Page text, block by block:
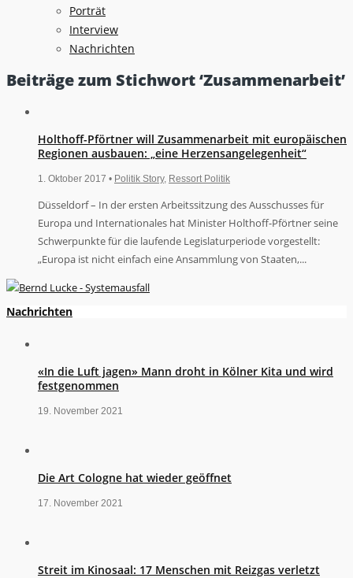
Porträt
Interview
Nachrichten
Beiträge zum Stichwort ‘Zusammenarbeit’
Holthoff-Pförtner will Zusammenarbeit mit europäischen
Regionen ausbauen: „eine Herzensangelegenheit“
1. Oktober 2017 • Politik Story, Ressort Politik
Düsseldorf – In der ersten Arbeitssitzung des Ausschusses für
Europa und Internationales hat Minister Holthoff-Pförtner seine
Schwerpunkte für die laufende Legislaturperiode vorgestellt:
„Europa ist nicht einfach eine Ansammlung von Staaten,...
Nachrichten
«In die Luft jagen» Mann droht in Kölner Kita und wird
festgenommen
19. November 2021
Die Art Cologne hat wieder geöffnet
17. November 2021
Streit im Kinosaal: 17 Menschen mit Reizgas verletzt